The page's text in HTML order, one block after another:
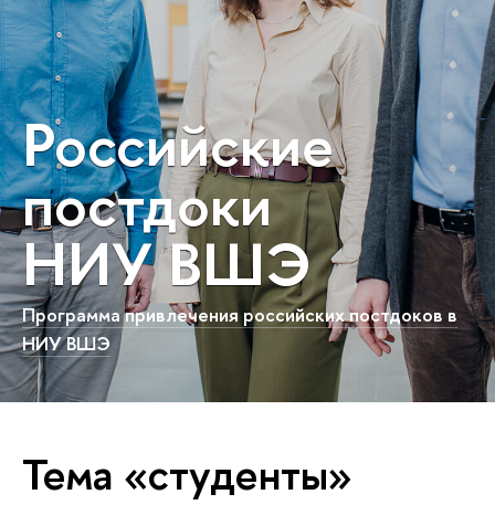
Российские
постдоки
НИУ ВШЭ
Программа привлечения российских постдоков в
НИУ ВШЭ
Тема «студенты»